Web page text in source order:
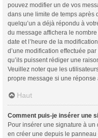
pouvez modifier un de vos
dans une limite de temps après
quelqu’un a déjà répondu à
du message affichera le
date et l’heure de la
d’une modification effectuée
qu’ils puissent rédiger une
Veuillez noter que les
propre message si une réponse
Haut
Comment puis-je insérer une
Pour insérer une signature à un
en créer une depuis le panneau